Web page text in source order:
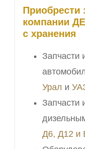
Приобрести
компании
с хранения
Запчасти
Урал и
Запчасти
Д6, Д12 и